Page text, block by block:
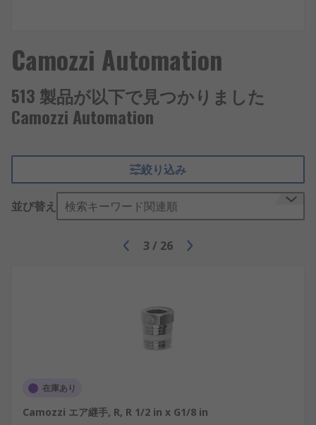
Camozzi Automation
513 製品が以下で見つかりました
Camozzi Automation
絞り込み
並び替え 検索キーワード関連順
3 / 26
在庫あり
Camozzi エア継手, R, R 1/2 in x G1/8 in